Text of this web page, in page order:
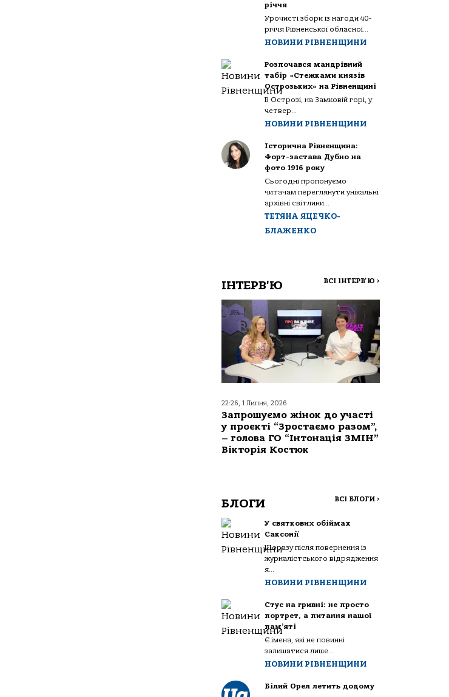
річчя
Урочисті збори із нагоди 40-
річчя Рівненської обласної...
НОВИНИ РІВНЕНЩИНИ
Розпочався мандрівний
табір «Стежками князів
Острозьких» на Рівненщині
В Острозі, на Замковій горі, у
четвер...
НОВИНИ РІВНЕНЩИНИ
Історична Рівненщина:
Форт-застава Дубно на
фото 1916 року
Сьогодні пропонуємо
читачам переглянути унікальні
архівні світлини...
ТЕТЯНА ЯЦЕЧКО-
БЛАЖЕНКО
ІНТЕРВ'Ю ВСІ ІНТЕРВ'Ю >
22:26, 1 Липня, 2026
Запрошуємо жінок до участі
у проєкті “Зростаємо разом”,
– голова ГО “Інтонація ЗМІН”
Вікторія Костюк
БЛОГИ ВСІ БЛОГИ >
У святкових обіймах
Саксонії
Щоразу після повернення із
журналістського відрядження
я...
НОВИНИ РІВНЕНЩИНИ
Стус на гривні: не просто
портрет, а питання нашої
пам’яті
Є імена, які не повинні
залишатися лише...
НОВИНИ РІВНЕНЩИНИ
Білий Орел летить додому